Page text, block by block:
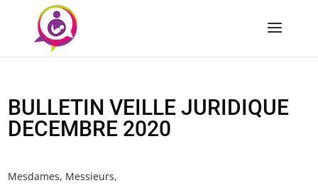
BULLETIN VEILLE JURIDIQUE
DECEMBRE 2020
Mesdames, Messieurs,